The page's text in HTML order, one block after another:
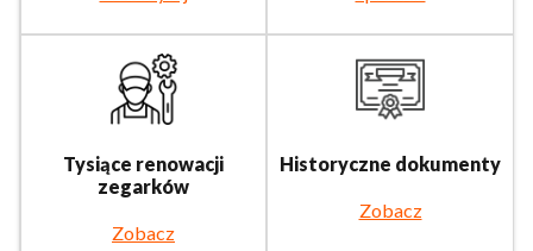
Tysiące renowacji
zegarków
Zobacz
Historyczne dokumenty
Zobacz